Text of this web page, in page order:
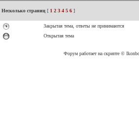
Несколько страниц [ 1 2 3 4 5 6 ]
Закрытая тема, ответы не принимаются
Открытая тема
Форум работает на скрипте ©